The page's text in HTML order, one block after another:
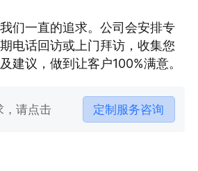
们一直的追求。公司会安排专
电话回访或上门拜访，收集您
建议，做到让客户100%满意。
，请点击 定制服务咨询